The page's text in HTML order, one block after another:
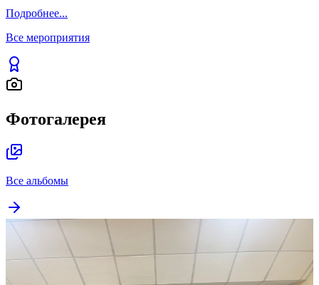
Подробнее...
Все мероприятия
Фотогалерея
Все альбомы